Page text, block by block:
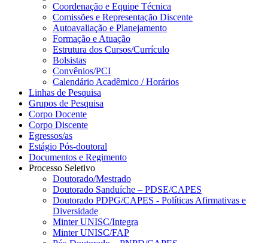
Coordenação e Equipe Técnica
Comissões e Representação Discente
Autoavaliação e Planejamento
Formação e Atuação
Estrutura dos Cursos/Currículo
Bolsistas
Convênios/PCI
Calendário Acadêmico / Horários
Linhas de Pesquisa
Grupos de Pesquisa
Corpo Docente
Corpo Discente
Egressos/as
Estágio Pós-doutoral
Documentos e Regimento
Processo Seletivo
Doutorado/Mestrado
Doutorado Sanduíche – PDSE/CAPES
Doutorado PDPG/CAPES - Políticas Afirmativas e
Diversidade
Minter UNISC/Integra
Minter UNISC/FAP